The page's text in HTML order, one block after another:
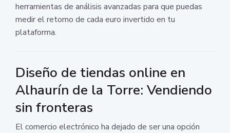
herramientas de análisis avanzadas para que puedas
medir el retorno de cada euro invertido en tu
plataforma.
Diseño de tiendas online en
Alhaurín de la Torre: Vendiendo
sin fronteras
El comercio electrónico ha dejado de ser una opción